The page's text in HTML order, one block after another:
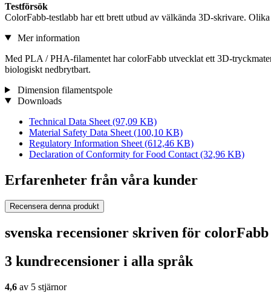
Testförsök
ColorFabb-testlabb har ett brett utbud av välkända 3D-skrivare.
Mer information
Med PLA / PHA-filamentet har colorFabb utvecklat ett 3D-
biologiskt nedbrytbart.
Dimension filamentspole
Downloads
Technical Data Sheet (97,09 KB)
Material Safety Data Sheet (100,10 KB)
Regulatory Information Sheet (612,46 KB)
Declaration of Conformity for Food Contact (32,96 KB)
Erfarenheter från våra kunder
Recensera denna produkt
svenska recensioner skriven för
3 kundrecensioner i alla språk
4,6 av 5 stjärnor